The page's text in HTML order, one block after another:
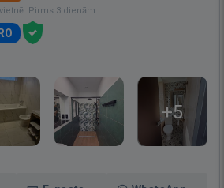
Pirms 3 dienām
+5